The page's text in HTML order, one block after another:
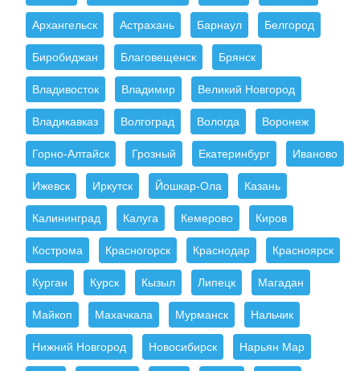
Архангельск Астрахань Барнаул Белгород
Биробиджан Благовещенск Брянск
Владивосток Владимир Великий Новгород
Владикавказ Волгоград Вологда Воронеж
Горно-Алтайск Грозный Екатеринбург Иваново
Ижевск Иркутск Йошкар-Ола Казань
Калининград Калуга Кемерово Киров
Кострома Красногорск Краснодар Красноярск
Курган Курск Кызыл Липецк Магадан
Майкоп Махачкала Мурманск Нальчик
Нижний Новгород Новосибирск Нарьян Мар